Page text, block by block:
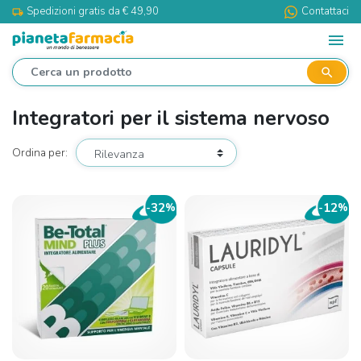
local_shipping Spedizioni gratis da € 49,90 Contattaci
menu
search
Integratori per il sistema nervoso
Ordina per:
-32% -12%